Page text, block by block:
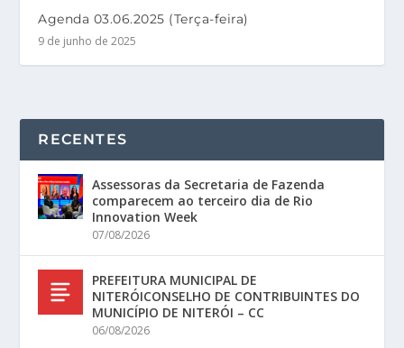
Agenda 03.06.2025 (Terça-feira)
9 de junho de 2025
RECENTES
Assessoras da Secretaria de Fazenda
comparecem ao terceiro dia de Rio
Innovation Week
07/08/2026
PREFEITURA MUNICIPAL DE
NITERÓICONSELHO DE CONTRIBUINTES DO
MUNICÍPIO DE NITERÓI – CC
06/08/2026